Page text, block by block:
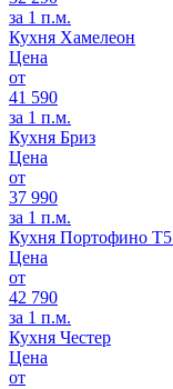
за 1 п.м.
Кухня Хамелеон
Цена
от
41 590
за 1 п.м.
Кухня Бриз
Цена
от
37 990
за 1 п.м.
Кухня Портофино
Цена
от
42 790
за 1 п.м.
Кухня Честер
Цена
от